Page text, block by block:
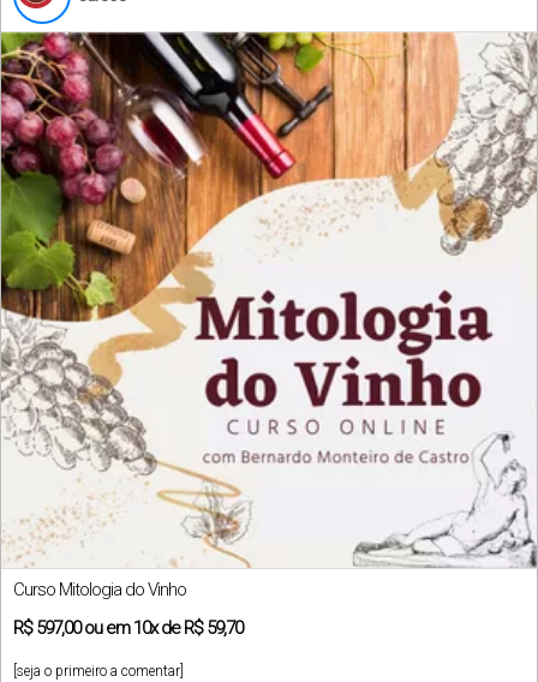
Curso Mitologia do Vinho
R$597,00ou em10xdeR$ 59,70
[seja o primeiro a comentar]